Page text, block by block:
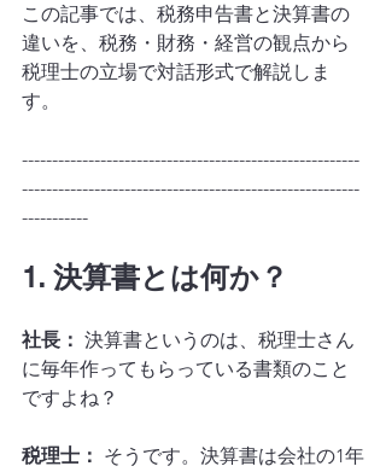
この記事では、税務申告書と決算書の
違いを、税務・財務・経営の観点から
税理士の立場で対話形式で解説しま
す。
--------------------------------------------------------
--------------------------------------------------------
-----------
1. 決算書とは何か？
社長： 決算書というのは、税理士さん
に毎年作ってもらっている書類のこと
ですよね？
税理士： そうです。決算書は会社の1年